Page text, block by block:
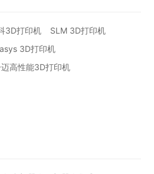
3D打印机
SLM 3D打印机
3D打印机
高性能3D打印机